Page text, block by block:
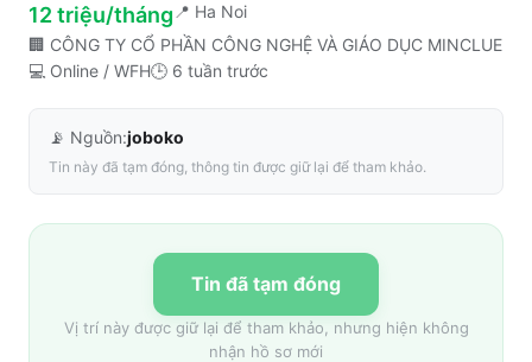
12 triệu/tháng 📍 Ha Noi
🏢 CÔNG TY CỔ PHẦN CÔNG NGHỆ VÀ GIÁO DỤC MINCLUE
💻 Online / WFH🕒 6 tuần trước
📡 Nguồn:joboko
Tin này đã tạm đóng, thông tin được giữ lại để tham khảo.
Tin đã tạm đóng
Vị trí này được giữ lại để tham khảo, nhưng hiện không
nhận hồ sơ mới